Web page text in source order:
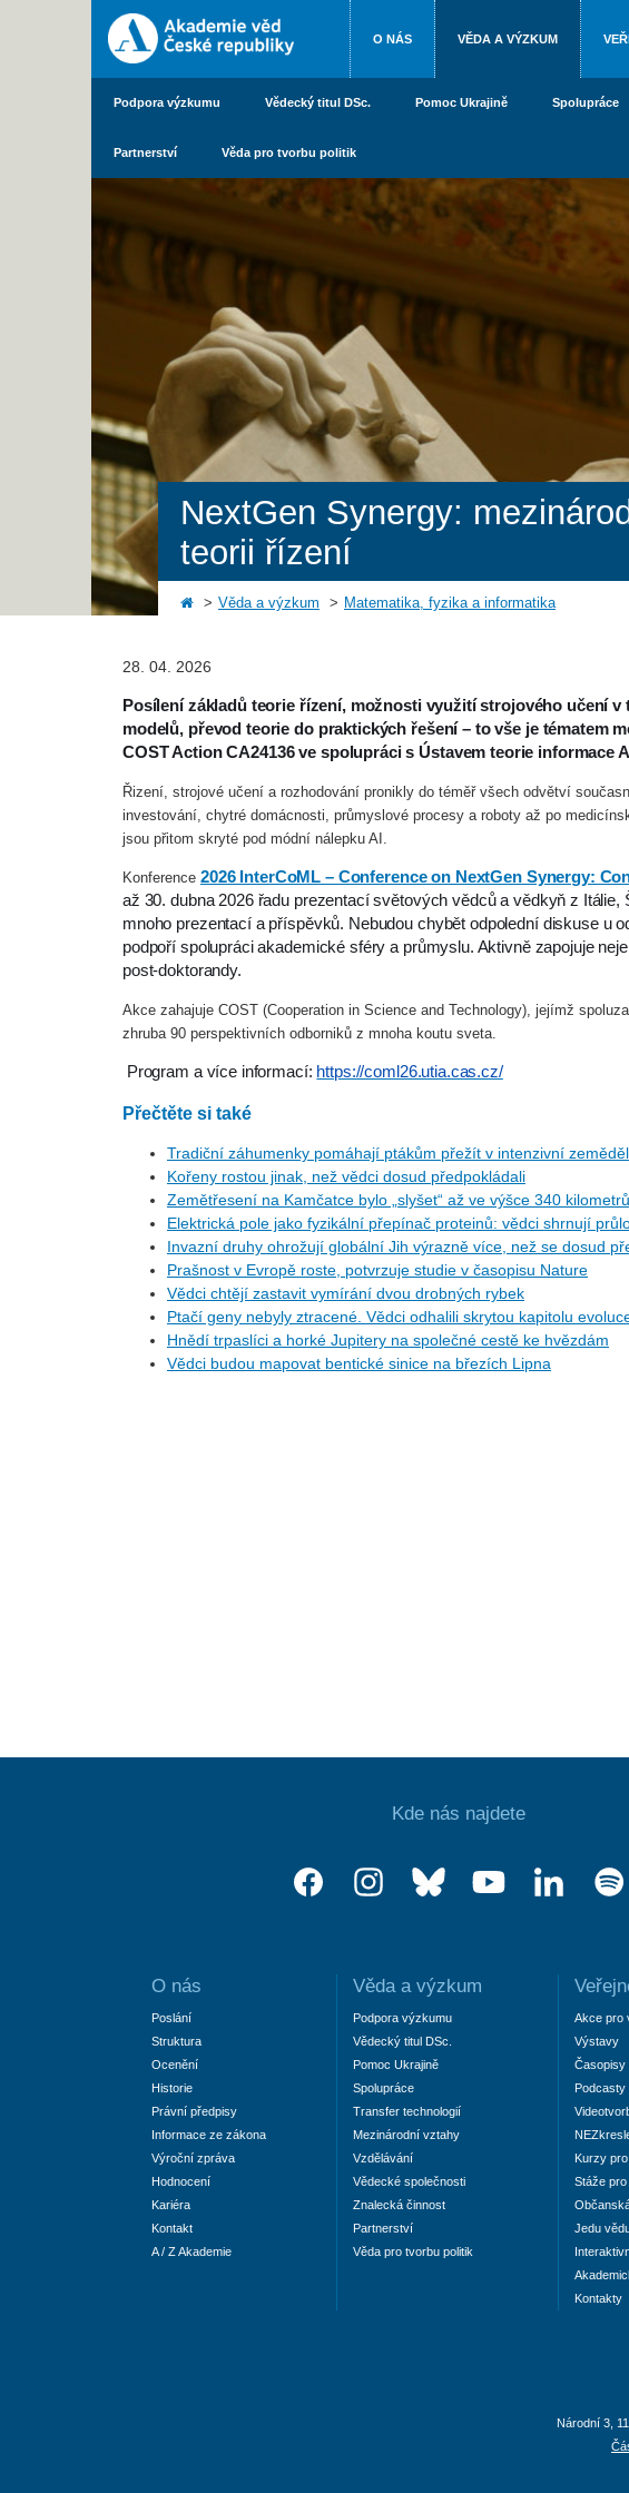
O NÁS VĚDA A VÝZKUM
Podpora výzkumu Vědecký titul DSc. Pomoc Ukrajině Spolupráce
Partnerství Věda pro tvorbu politik
NextGen Synergy:
teorii řízení
Věda a výzkum Matematika, fyzika a informatika
28. 04. 2026
Posílení základů teorie řízení, možnosti využití strojového učení
modelů, převod teorie do praktických řešení – to vše je tématem
COST Action CA24136 ve spolupráci s Ústavem teorie informace
Řizení, strojové učení a rozhodování pronikly do téměř všech odvětví
investování, chytré domácnosti, průmyslové procesy a roboty až po
jsou přitom skryté pod módní nálepku AI.
Konference 2026 InterCoML – Conference on NextGen Synergy:
až 30. dubna 2026 řadu prezentací světových vědců a vědkyň z
mnoho prezentací a příspěvků. Nebudou chybět odpolední diskuse u
podpoří spolupráci akademické sféry a průmyslu. Aktivně zapojuje
post-doktorandy.
Akce zahajuje COST (Cooperation in Science and Technology), jejímž
zhruba 90 perspektivních odborniků z mnoha koutu sveta.
Program a více informací: https://coml26.utia.cas.cz/
Přečtěte si také
Tradiční záhumenky pomáhají ptákům přežít v intenzivní
Kořeny rostou jinak, než vědci dosud předpokládali
Zemětřesení na Kamčatce bylo „slyšet“ až ve výšce 340 kilometrů
Elektrická pole jako fyzikální přepínač proteinů: vědci shrnují
Invazní druhy ohrožují globální Jih výrazně více, než se dosud
Prašnost v Evropě roste, potvrzuje studie v časopisu Nature
Vědci chtějí zastavit vymírání dvou drobných rybek
Ptačí geny nebyly ztracené. Vědci odhalili skrytou kapitolu
Hnědí trpaslíci a horké Jupitery na společné cestě ke hvězdám
Vědci budou mapovat bentické sinice na březích Lipna
Kde nás najdete
O nás
Poslání
Struktura
Ocenění
Historie
Právní předpisy
Informace ze zákona
Výroční zpráva
Hodnocení
Kariéra
Kontakt
A / Z Akademie
Věda a výzkum
Podpora výzkumu
Vědecký titul DSc.
Pomoc Ukrajině
Spolupráce
Transfer technologií
Mezinárodní vztahy
Vzdělávání
Vědecké společnosti
Znalecká činnost
Partnerství
Věda pro tvorbu politik
Akce pro
Výstavy
Časopisy
Podcasty
Kurzy
Stáže
Jedu
Kontakty
Národní 3,